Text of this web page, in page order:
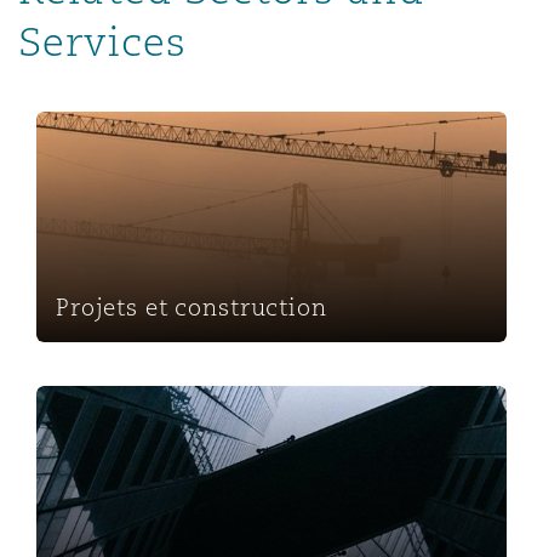
Services
Projets et construction
Projets et construction
Droit des sociétés